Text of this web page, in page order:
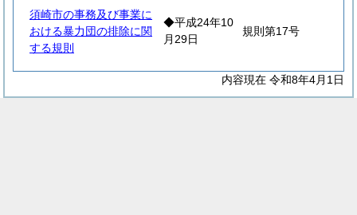
須崎市の事務及び事業に
おける暴力団の排除に関
する規則
◆平成24年10
月29日
規則第17号
内容現在 令和8年4月1日